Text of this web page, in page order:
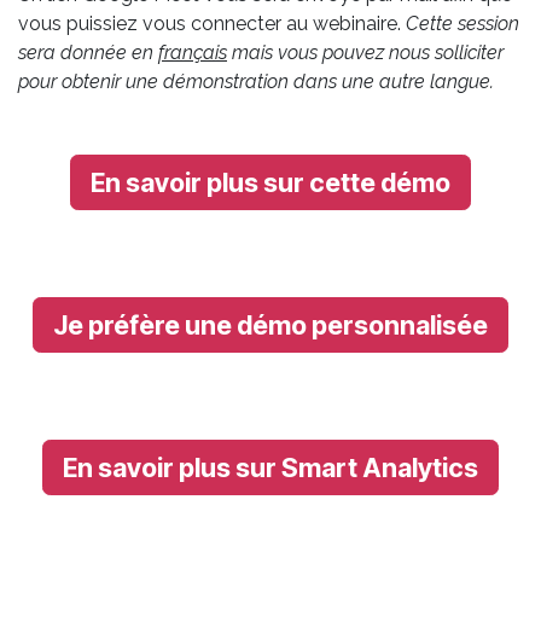
vous puissiez vous connecter au webinaire. Cette session
sera donnée en français mais vous pouvez nous solliciter
pour obtenir une démonstration dans une autre langue.
En savoir plus sur cette démo
Je préfère une démo personnalisée
En savoir plus sur Smart Analytics